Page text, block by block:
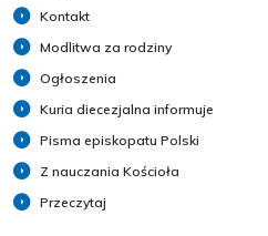
Kontakt
Modlitwa za rodziny
Ogłoszenia
Kuria diecezjalna informuje
Pisma episkopatu Polski
Z nauczania Kościoła
Przeczytaj